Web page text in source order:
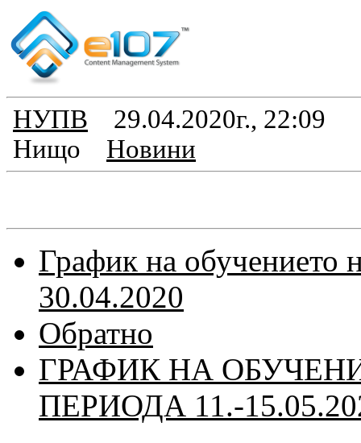
НУПВ
29.04.2020г., 22:09
Нищо
Новини
График на обучението
30.04.2020
Обратно
ГРАФИК НА
ПЕРИОДА 11.-